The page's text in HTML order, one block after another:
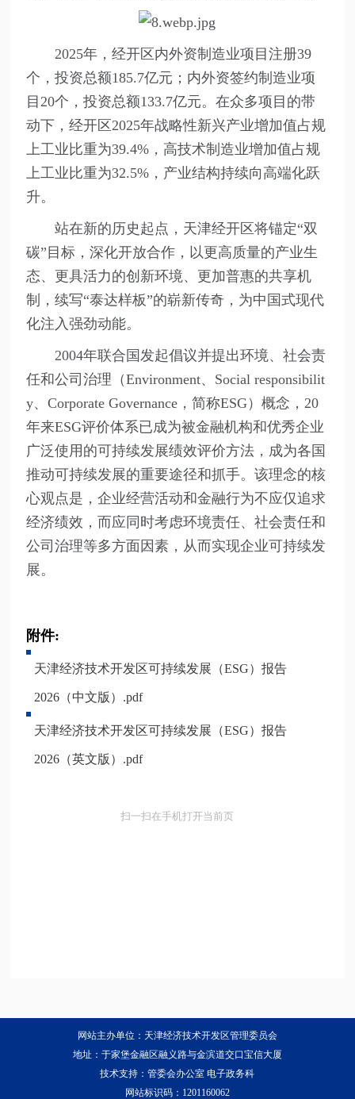
2025年，经开区内外资制造业项目注册39
个，投资总额185.7亿元；内外资签约制造业项
目20个，投资总额133.7亿元。在众多项目的带
动下，经开区2025年战略性新兴产业增加值占规
上工业比重为39.4%，高技术制造业增加值占规
上工业比重为32.5%，产业结构持续向高端化跃
升。
站在新的历史起点，天津经开区将锚定“双
碳”目标，深化开放合作，以更高质量的产业生
态、更具活力的创新环境、更加普惠的共享机
制，续写“泰达样板”的崭新传奇，为中国式现代
化注入强劲动能。
2004年联合国发起倡议并提出环境、社会责
任和公司治理（Environment、Social responsibilit
y、Corporate Governance，简称ESG）概念，20
年来ESG评价体系已成为被金融机构和优秀企业
广泛使用的可持续发展绩效评价方法，成为各国
推动可持续发展的重要途径和抓手。该理念的核
心观点是，企业经营活动和金融行为不应仅追求
经济绩效，而应同时考虑环境责任、社会责任和
公司治理等多方面因素，从而实现企业可持续发
展。
附件:
天津经济技术开发区可持续发展（ESG）报告
2026（中文版）.pdf
天津经济技术开发区可持续发展（ESG）报告
2026（英文版）.pdf
扫一扫在手机打开当前页
网站主办单位：天津经济技术开发区管理委员会
地址：于家堡金融区融义路与金滨道交口宝信大厦
技术支持：管委会办公室 电子政务科
网站标识码：1201160062